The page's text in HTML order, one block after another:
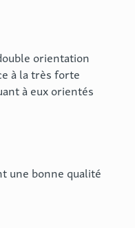
orientation
à la très forte
à eux orientés
une bonne qualité